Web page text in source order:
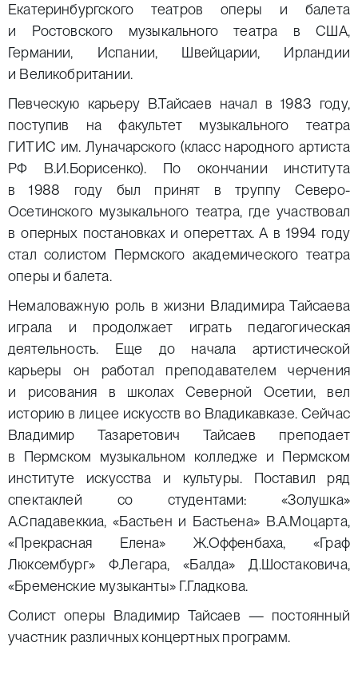
Екатеринбургского театров оперы и балета
и Ростовского музыкального театра в США,
Германии, Испании, Швейцарии, Ирландии
и Великобритании.
Певческую карьеру В.Тайсаев начал в 1983 году,
поступив на факультет музыкального театра
ГИТИС им. Луначарского (класс народного артиста
РФ В.И.Борисенко). По окончании института
в 1988 году был принят в труппу Северо-
Осетинского музыкального театра, где участвовал
в оперных постановках и опереттах. А в 1994 году
стал солистом Пермского академического театра
оперы и балета.
Немаловажную роль в жизни Владимира Тайсаева
играла и продолжает играть педагогическая
деятельность. Еще до начала артистической
карьеры он работал преподавателем черчения
и рисования в школах Северной Осетии, вел
историю в лицее искусств во Владикавказе. Сейчас
Владимир Тазаретович Тайсаев преподает
в Пермском музыкальном колледже и Пермском
институте искусства и культуры. Поставил ряд
спектаклей со студентами: «Золушка»
А.Спадавеккиа, «Бастьен и Бастьена» В.А.Моцарта,
«Прекрасная Елена» Ж.Оффенбаха, «Граф
Люксембург» Ф.Легара, «Балда» Д.Шостаковича,
«Бременские музыканты» Г.Гладкова.
Солист оперы Владимир Тайсаев — постоянный
участник различных концертных программ.